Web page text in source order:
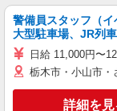
警備員スタッフ（イ
大型駐車場、JR列車
日給 11,000円〜
栃木市・小山市・
詳細を見